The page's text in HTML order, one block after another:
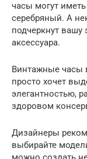
часы могут
серебряный. А
подчеркнут вашу
аксессуара.
Винтажные часы
просто хочет
элегантностью,
здоровом
Дизайнеры
выбирайте